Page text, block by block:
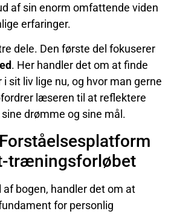
af sin enorm omfattende viden
erfaringer.
dele. Den første del fokuserer
. Her handler det om at finde
i sit liv lige nu, og hvor man gerne
læseren til at reflektere
drømme og sine mål.
træningsforløbet
af bogen, handler det om at
for personlig